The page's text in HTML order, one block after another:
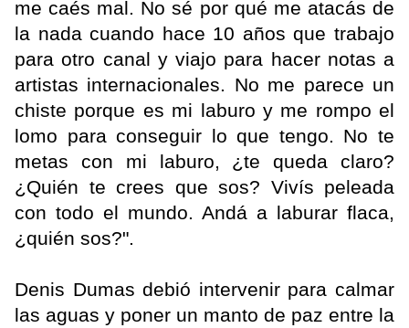
me caés mal. No sé por qué me atacás de
la nada cuando hace 10 años que trabajo
para otro canal y viajo para hacer notas a
artistas internacionales. No me parece un
chiste porque es mi laburo y me rompo el
lomo para conseguir lo que tengo. No te
metas con mi laburo, ¿te queda claro?
¿Quién te crees que sos? Vivís peleada
con todo el mundo. Andá a laburar flaca,
¿quién sos?".
Denis Dumas debió intervenir para calmar
las aguas y poner un manto de paz entre la